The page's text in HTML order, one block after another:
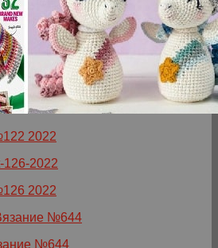
2022
2022
№644